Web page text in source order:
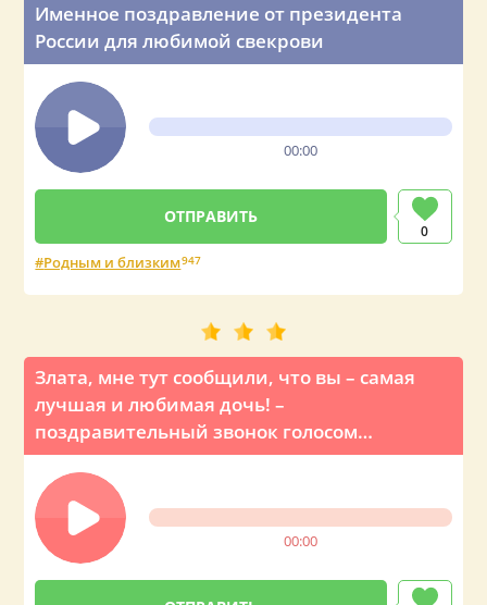
Именное поздравление от президента
России для любимой свекрови
00:00
0
Родным и близким947
Злата, мне тут сообщили, что вы – самая
лучшая и любимая дочь! –
поздравительный звонок голосом
Владимира Путина
00:00